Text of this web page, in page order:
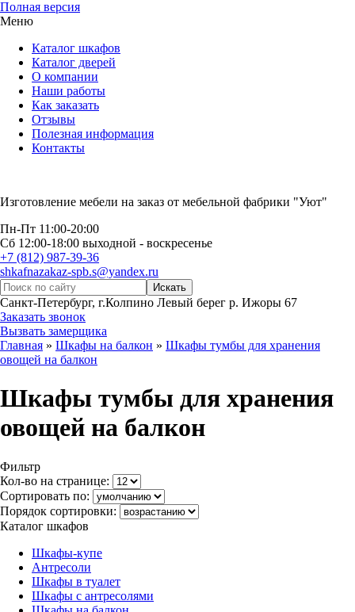
Полная версия
Меню
Каталог шкафов
Каталог дверей
О компании
Наши работы
Как заказать
Отзывы
Полезная информация
Контакты
Изготовление мебели на заказ от мебельной фабрики "Уют"
Пн-Пт 11:00-20:00
Сб 12:00-18:00 выходной - воскресенье
+7 (812) 987-39-36
shkafnazakaz-spb.s@yandex.ru
Санкт-Петербург, г.Колпино Левый берег р. Ижоры 67
Заказать звонок
Вызвать замерщика
Главная » Шкафы на балкон » Шкафы тумбы для хранения
овощей на балкон
Шкафы тумбы для хранения
овощей на балкон
Фильтр
Кол-во на странице:
Сортировать по:
Порядок сортировки:
Каталог шкафов
Шкафы-купе
Антресоли
Шкафы в туалет
Шкафы с антресолями